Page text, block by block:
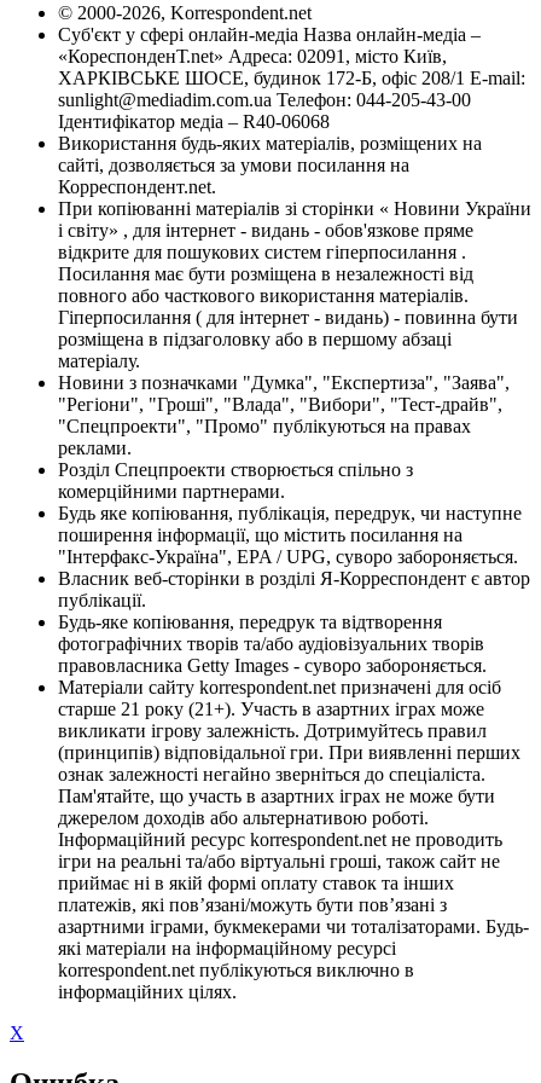
© 2000-2026, Korrespondent.net
Суб'єкт у сфері онлайн-медіа Назва онлайн-медіа –
«КореспонденТ.net» Адреса: 02091, місто Київ,
ХАРКІВСЬКЕ ШОСЕ, будинок 172-Б, офіс 208/1 E-mail:
sunlight@mediadim.com.ua Телефон: 044-205-43-00
Ідентифікатор медіа – R40-06068
Використання будь-яких матеріалів, розміщених на
сайті, дозволяється за умови посилання на
Корреспондент.net.
При копіюванні матеріалів зі сторінки « Новини України
і світу» , для інтернет - видань - обов'язкове пряме
відкрите для пошукових систем гіперпосилання .
Посилання має бути розміщена в незалежності від
повного або часткового використання матеріалів.
Гіперпосилання ( для інтернет - видань) - повинна бути
розміщена в підзаголовку або в першому абзаці
матеріалу.
Новини з позначками "Думка", "Експертиза", "Заява",
"Регіони", "Гроші", "Влада", "Вибори", "Тест-драйв",
"Спецпроекти", "Промо" публікуються на правах
реклами.
Розділ Спецпроекти створюється спільно з
комерційними партнерами.
Будь яке копіювання, публікація, передрук, чи наступне
поширення інформації, що містить посилання на
"Інтерфакс-Україна", EPA / UPG, суворо забороняється.
Власник веб-сторінки в розділі Я-Корреспондент є автор
публікації.
Будь-яке копіювання, передрук та відтворення
фотографічних творів та/або аудіовізуальних творів
правовласника Getty Images - суворо забороняється.
Матеріали сайту korrespondent.net призначені для осіб
старше 21 року (21+). Участь в азартних іграх може
викликати ігрову залежність. Дотримуйтесь правил
(принципів) відповідальної гри. При виявленні перших
ознак залежності негайно зверніться до спеціаліста.
Пам'ятайте, що участь в азартних іграх не може бути
джерелом доходів або альтернативою роботі.
Інформаційний ресурс korrespondent.net не проводить
ігри на реальні та/або віртуальні гроші, також сайт не
приймає ні в якій формі оплату ставок та інших
платежів, які пов’язані/можуть бути пов’язані з
азартними іграми, букмекерами чи тоталізаторами. Будь-
які матеріали на інформаційному ресурсі
korrespondent.net публікуються виключно в
інформаційних цілях.
X